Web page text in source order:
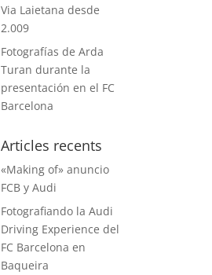
Via Laietana desde
2.009
Fotografías de Arda
Turan durante la
presentación en el FC
Barcelona
Articles recents
«Making of» anuncio
FCB y Audi
Fotografiando la Audi
Driving Experience del
FC Barcelona en
Baqueira